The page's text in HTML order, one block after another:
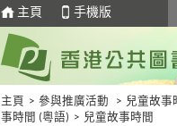
主頁 手機版
主頁 > 參與推廣活動 > 兒童故事
事時間 (粵語) > 兒童故事時間